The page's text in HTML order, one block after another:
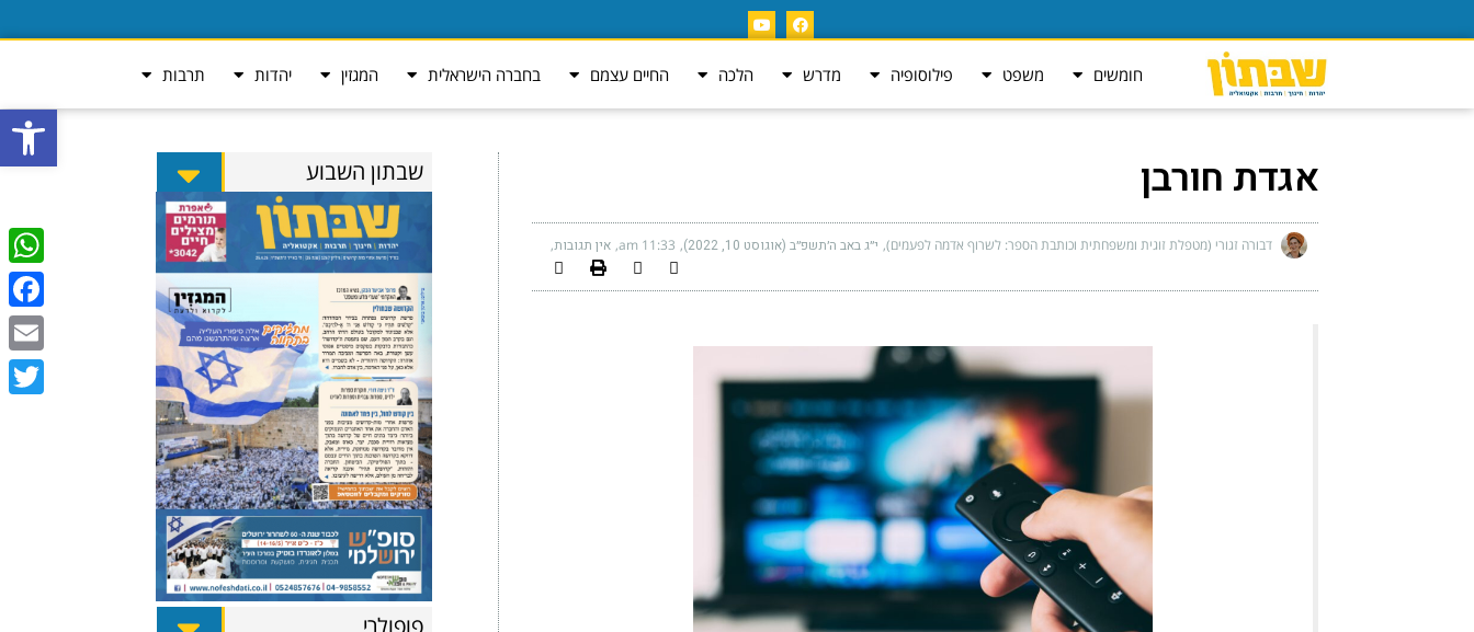
פתח
חומשים משפט פילוסופיה מדרש הלכה החיים עצמם בחברה הישראלית המגזין יהדות תרבות
אגדת חורבן
דבורה זגורי (מטפלת זוגית ומשפחתית וכותבת הספר: לשרוף אדמה לפעמים) י״ג באב ה׳תשפ״ב (אוגוסט 10, 2022) 11:33 am אין תגובות
שבתון השבוע
פופולרי
Email